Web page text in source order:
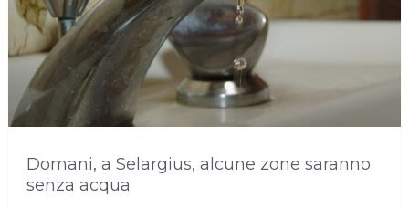
Domani, a Selargius, alcune zone saranno
senza acqua